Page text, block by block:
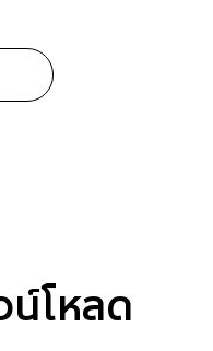
น์โหลด